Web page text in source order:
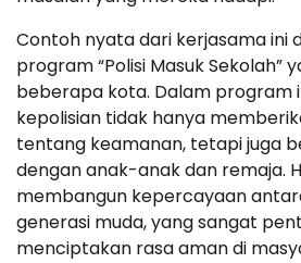
Contoh nyata dari kerjasama ini
program “Polisi Masuk Sekolah”
beberapa kota. Dalam program
kepolisian tidak hanya
tentang keamanan, tetapi juga
dengan anak-anak dan remaja.
membangun kepercayaan
generasi muda, yang sangat
menciptakan rasa aman di